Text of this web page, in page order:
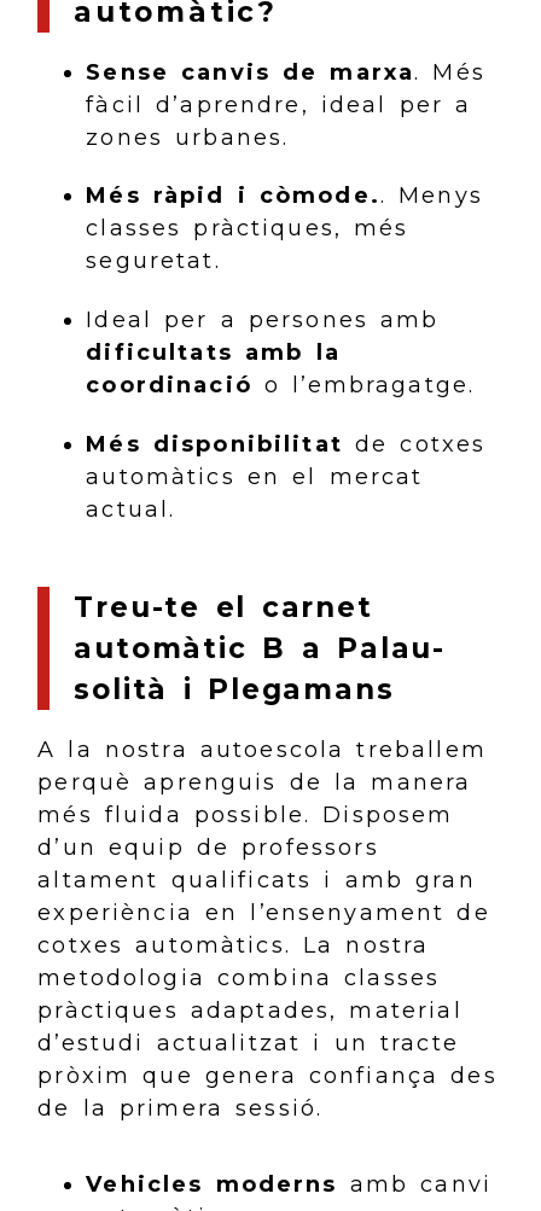
automàtic?
Sense canvis de marxa. Més
fàcil d’aprendre, ideal per a
zones urbanes.
Més ràpid i còmode.. Menys
classes pràctiques, més
seguretat.
Ideal per a persones amb
dificultats amb la
coordinacióo l’embragatge.
Més disponibilitatde cotxes
automàtics en el mercat
actual.
Treu-te el carnet
automàtic B a Palau-
solità i Plegamans
A la nostra autoescola treballem
perquè aprenguis de la manera
més fluida possible. Disposem
d’un equip de professors
altament qualificats i amb gran
experiència en l’ensenyament de
cotxes automàtics. La nostra
metodologia combina classes
pràctiques adaptades, material
d’estudi actualitzat i un tracte
pròxim que genera confiança des
de la primera sessió.
Vehicles moderns amb canvi